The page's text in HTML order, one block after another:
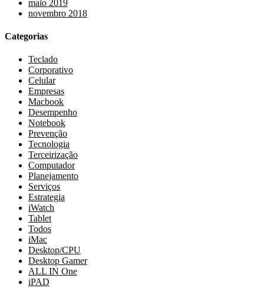
maio 2019
novembro 2018
Categorias
Teclado
Corporativo
Celular
Empresas
Macbook
Desempenho
Notebook
Prevenção
Tecnologia
Terceirização
Computador
Planejamento
Serviços
Estrategia
iWatch
Tablet
Todos
iMac
Desktop/CPU
Desktop Gamer
ALL IN One
iPAD